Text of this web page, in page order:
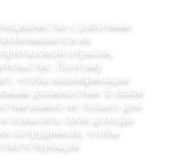
с рабочими
их
отрасли,
Поэтому
чтобы квалификации
должностям. В связи
важно не только для
повысить свои доходы.
сотрудников, чтобы